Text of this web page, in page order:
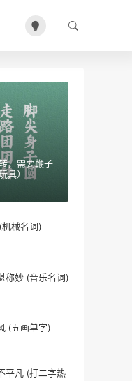
，需要鞭子
）
械名词)
称妙 (音乐名词)
(五画单字)
平凡 (打二字热